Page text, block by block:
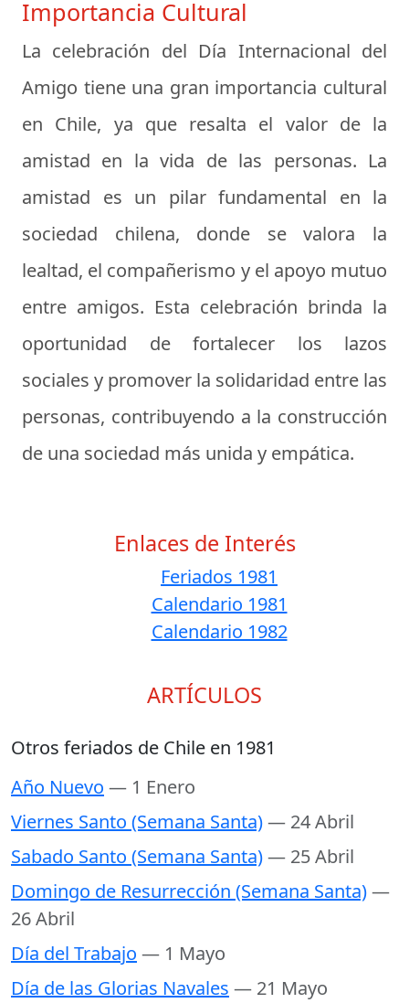
Importancia Cultural
La celebración del Día Internacional del
Amigo tiene una gran importancia cultural
en Chile, ya que resalta el valor de la
amistad en la vida de las personas. La
amistad es un pilar fundamental en la
sociedad chilena, donde se valora la
lealtad, el compañerismo y el apoyo mutuo
entre amigos. Esta celebración brinda la
oportunidad de fortalecer los lazos
sociales y promover la solidaridad entre las
personas, contribuyendo a la construcción
de una sociedad más unida y empática.
Enlaces de Interés
Feriados 1981
Calendario 1981
Calendario 1982
ARTÍCULOS
Otros feriados de Chile en 1981
Año Nuevo — 1 Enero
Viernes Santo (Semana Santa)— 24 Abril
Sabado Santo (Semana Santa)— 25 Abril
Domingo de Resurrección (Semana Santa)—
26 Abril
Día del Trabajo — 1 Mayo
Día de las Glorias Navales — 21 Mayo